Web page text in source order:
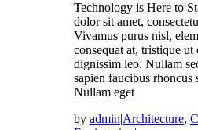
Technology is Here to
dolor sit amet,
Vivamus purus nisl,
consequat at, tristique ut
dignissim leo. Nullam
sapien faucibus rhoncus
Nullam eget
by admin|Architecture,